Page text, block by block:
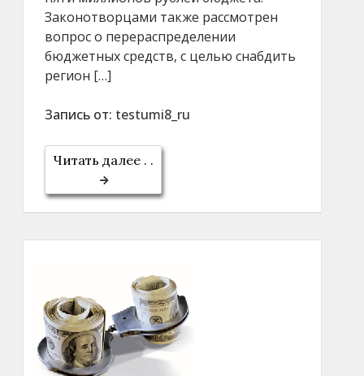
Законотворцами также рассмотрен
вопрос о перераспределении
бюджетных средств, с целью снабдить
регион […]
Запись от: testumi8_ru
Читать далее . .